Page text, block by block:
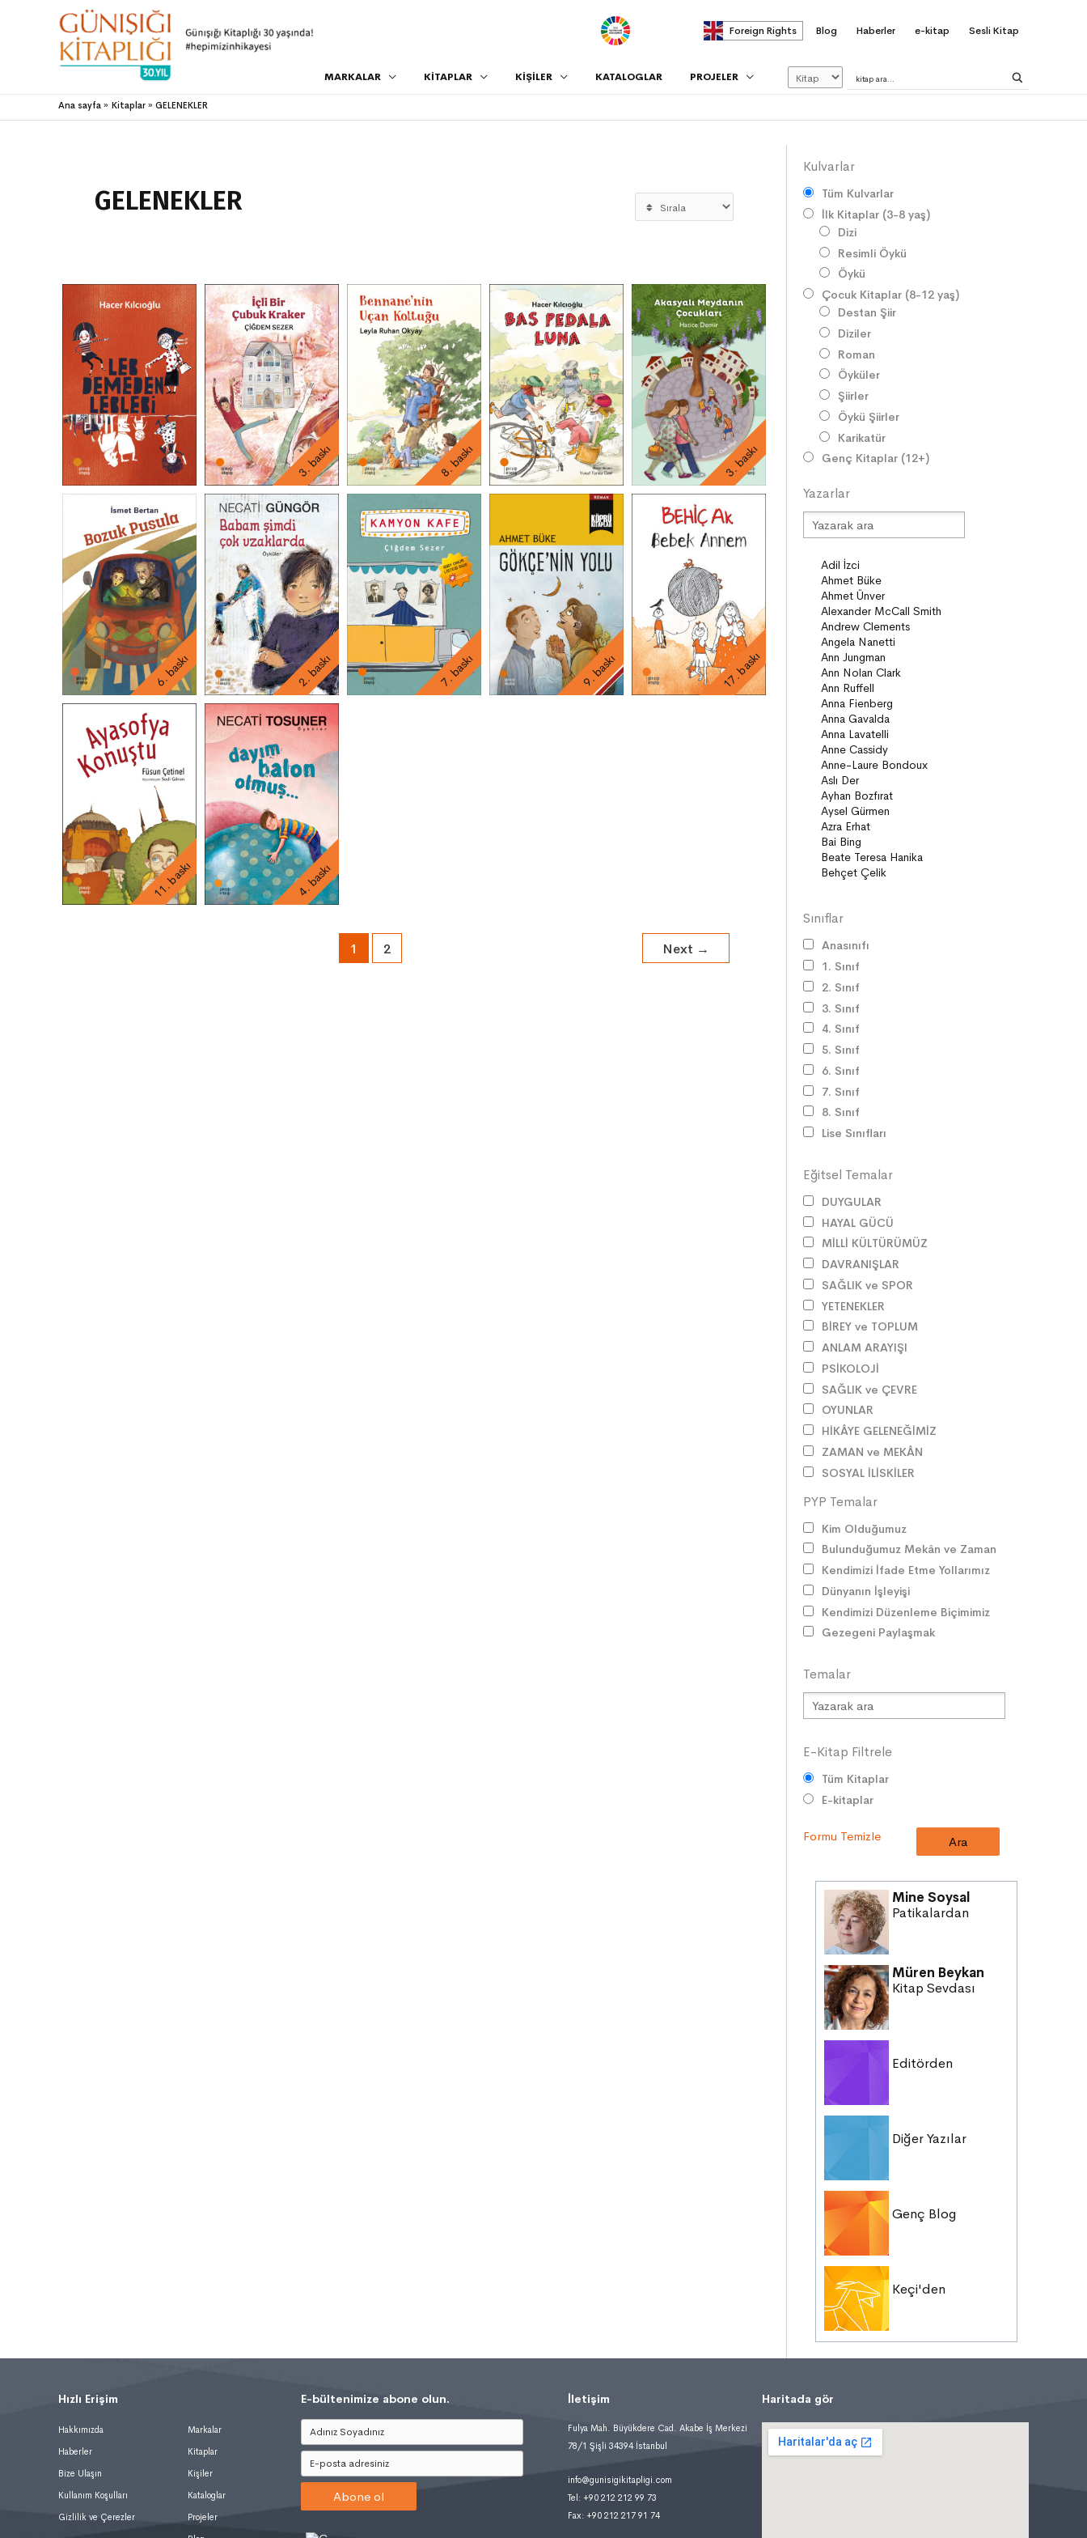
. Foreign Rights Blog Haberler e-kitap Sesli Kitap
MARKALAR KİTAPLAR KİŞİLER KATALOGLAR PROJELER
Ana sayfa Kitaplar GELENEKLER
GELENEKLER
3. baskı 8. baskı 3. baskı
6. baskı 2. baskı 7. baskı 9. baskı 17. baskı
11. baskı 4. baskı
1 2 Next →
Kulvarlar
Tüm Kulvarlar
İlk Kitaplar (3-8 yaş)
Dizi
Resimli Öykü
Öykü
Çocuk Kitaplar (8-12 yaş)
Destan Şiir
Diziler
Roman
Öyküler
Şiirler
Öykü Şiirler
Karikatür
Genç Kitaplar (12+)
Diziler
Öyküler
Şiirler
Deneme
Anlatı
Seçki
Köprü Kitaplar (10+)
Roman
Öyküler
Anlatı
ON8 (15+)
Roman
Diziler
Öyküler
Anlatı
Gizemli Maceralar Koleksiyonu
Diziler
Behiç Ak Yetişkin Kitapları
Öykü
Roman
Yazarlar
Sınıflar
Anasınıfı
1. Sınıf
2. Sınıf
3. Sınıf
4. Sınıf
5. Sınıf
6. Sınıf
7. Sınıf
8. Sınıf
Lise Sınıfları
Eğitsel Temalar
DUYGULAR
HAYAL GÜCÜ
MİLLİ KÜLTÜRÜMÜZ
DAVRANIŞLAR
SAĞLIK ve SPOR
YETENEKLER
BİREY ve TOPLUM
ANLAM ARAYIŞI
PSİKOLOJİ
SAĞLIK ve ÇEVRE
OYUNLAR
HİKÂYE GELENEĞİMİZ
ZAMAN ve MEKÂN
SOSYAL İLİŞKİLER
EDEBİ TÜRLER
SORUMLULUKLAR
SÖZ VARLIĞI
HAK ve ÖZGÜRLÜKLER
ATATÜRK
LİDERLER
DOĞA ve EVREN
DEMOKRASİ
BİLİM ve TEKNOLOJİ
KÜLTÜRLER
DİLİMİZİN ZENGİNLİĞİ
KİŞİSEL GELİŞİM
SAĞLIK
MİLLİ MÜCADELE
OKUMA KÜLTÜRÜ
DESTANLAR
SANAT
DEĞERLERİMİZ
ÇOCUK DÜNYASI
TARİH
VATANDAŞLIK
MİLLİ KÜLTÜR
PYP Temalar
Kim Olduğumuz
Bulunduğumuz Mekân ve Zaman
Kendimizi İfade Etme Yollarımız
Dünyanın İşleyişi
Kendimizi Düzenleme Biçimimiz
Gezegeni Paylaşmak
Temalar
E-Kitap Filtrele
Tüm Kitaplar
E-kitaplar
Formu Temizle
Mine Soysal
Patikalardan
Müren Beykan
Kitap Sevdası
Editörden
Diğer Yazılar
Genç Blog
Keçi'den
Hızlı Erişim
Hakkımızda
Haberler
Bize Ulaşın
Kullanım Koşulları
Gizlilik ve Çerezler
Markalar
Kitaplar
Kişiler
Kataloglar
Projeler
E-bültenimize abone olun.
Abone ol
İletişim
Fulya Mah. Büyükdere Cad. Akabe İş Merkezi
78/1 Şişli 34394 İstanbul
info@gunisigikitapligi.com
Tel: +90 212 212 99 73
Fax: +90 212 217 91 74
Haritada gör